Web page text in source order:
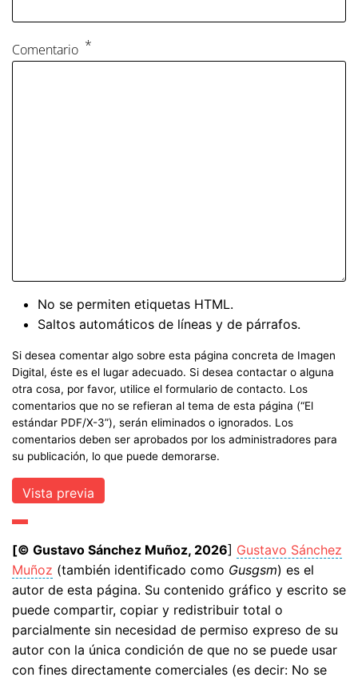
Comentario
No se permiten etiquetas HTML.
Saltos automáticos de líneas y de párrafos.
Si desea comentar algo sobre esta página concreta de Imagen
Digital, éste es el lugar adecuado. Si desea contactar o alguna
otra cosa, por favor, utilice el formulario de contacto. Los
comentarios que no se refieran al tema de esta página (“El
estándar PDF/X-3”), serán eliminados o ignorados. Los
comentarios deben ser aprobados por los administradores para
su publicación, lo que puede demorarse.
[© Gustavo Sánchez Muñoz, 2026] Gustavo Sánchez
Muñoz (también identificado como Gusgsm) es el
autor de esta página. Su contenido gráfico y escrito se
puede compartir, copiar y redistribuir total o
parcialmente sin necesidad de permiso expreso de su
autor con la única condición de que no se puede usar
con fines directamente comerciales (es decir: No se